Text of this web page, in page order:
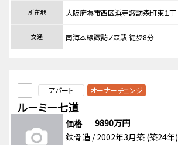
所在地 大阪府堺市西区浜寺諏訪森町東１丁
交通 南海本線諏訪ノ森駅 徒歩8分
アパート オーナーチェンジ
ルーミー七道
価格
9890万円
鉄骨造 / 2002年3月築 (築24年)